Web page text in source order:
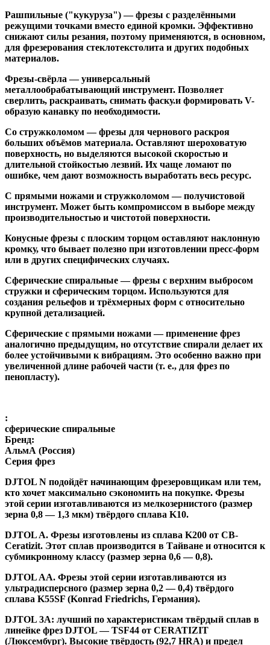
Рашпильные ("кукуруза")— фрезы с разделёнными
режущими точками вместо единой кромки. Эффективно
снижают силы резания, поэтому применяются, в основном,
для фрезерования стеклотекстолита и других подобных
материалов.
Фрезы-свёрла — универсальный
металлообрабатывающий инструмент. Позволяет
сверлить, раскраивать, снимать фаску.и формировать V-
образую канавку по необходимости.
Со стружколомом— фрезы для чернового раскроя
больших объёмов материала. Оставляют шероховатую
поверхность, но выделяются высокой скоростью и
длительной стойкостью лезвий. Их чаще ломают по
ошибке, чем дают возможность выработать весь ресурс.
С прямыми ножами и стружколомом— получистовой
инструмент. Может быть компромиссом в выборе между
производительностью и чистотой поверхности.
Конусные фрезы с плоским торцом оставляют наклонную
кромку, что бывает полезно при изготовлении пресс-форм
или в других специфических случаях.
Сферические спиральные— фрезы с верхним выбросом
стружки и сферическим торцом. Используются для
создания рельефов и трёхмерных форм с относительно
крупной детализацией.
Сферические с прямыми ножами— применение фрез
аналогично предыдущим, но отсутствие спирали делает их
более устойчивыми к вибрациям. Это особенно важно при
увеличенной длине рабочей части (т. е., для фрез по
пенопласту).
:
сферические спиральные
Бренд:
АльмА (Россия)
Серия фрез
DJTOL N подойдёт начинающим фрезеровщикам или тем,
кто хочет максимально сэкономить на покупке. Фрезы
этой серии изготавливаются из мелкозернистого (размер
зерна 0,8 — 1,3 мкм) твёрдого сплава K10.
DJTOL A. Фрезы изготовлены из сплава K200 от CB-
Ceratizit. Этот сплав производится в Тайване и относится к
субмикронному классу (размер зерна 0,6 — 0,8).
DJTOL AA. Фрезы этой серии изготавливаются из
ультрадисперсного (размер зерна 0,2 — 0,4) твёрдого
сплава K55SF (Konrad Friedrichs, Германия).
DJTOL 3A: лучший по характеристикам твёрдый сплав в
линейке фрез DJTOL — TSF44 от CERATIZIT
(Люксембург). Высокие твёрдость (92,7 HRA) и предел